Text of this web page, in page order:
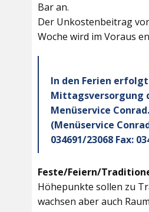
Bar an.
Der Unkostenbeitrag
Woche wird im Voraus
In den Ferien
Mittagsversorgung
Menüservice Conrad.
(Menüservice
034691/23068 Fax:
Feste/Feiern/
Höhepunkte sollen zu
wachsen aber auch